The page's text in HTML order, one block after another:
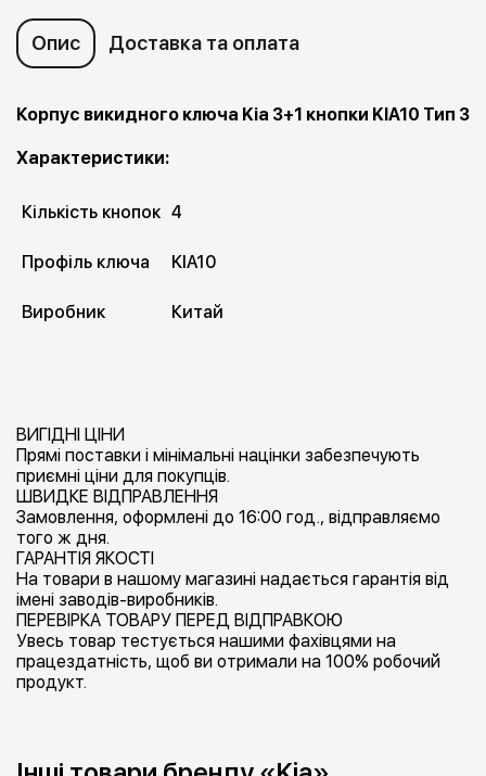
Опис Доставка та оплата
Корпус викидного ключа Kia 3+1 кнопки KIA10 Тип 3
Характеристики:
Кількість кнопок 4
Профіль ключа KIA10
Виробник Китай
ВИГІДНІ ЦІНИ
Прямі поставки і мінімальні націнки забезпечують
приємні ціни для покупців.
ШВИДКЕ ВІДПРАВЛЕННЯ
Замовлення, оформлені до 16:00 год., відправляємо
того ж дня.
ГАРАНТІЯ ЯКОСТІ
На товари в нашому магазині надається гарантія від
імені заводів-виробників.
ПЕРЕВІРКА ТОВАРУ ПЕРЕД ВІДПРАВКОЮ
Увесь товар тестується нашими фахівцями на
працездатність, щоб ви отримали на 100% робочий
продукт.